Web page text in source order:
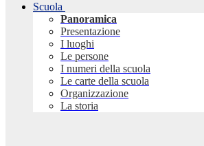
Scuola
Panoramica
Presentazione
I luoghi
Le persone
I numeri della scuola
Le carte della scuola
Organizzazione
La storia